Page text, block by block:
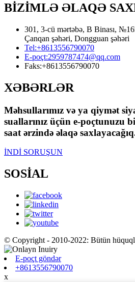
BİZİMLƏ ƏLAQƏ
301, 3-cü mərtəbə, B Binası,
Çanqan şəhəri, Dongguan şəhəri
Tel:+8613556790070
E-poçt:2959787474@qq.com
Faks:+8613556790070
XƏBƏRLƏR
Məhsullarımız və ya qiymət
suallarınız üçün e-poçtunuzu
saat ərzində əlaqə
İNDİ SORUŞUN
SOSİAL
© Copyright - 2010-2022: Bütün
E-poçt göndər
+8613556790070
x